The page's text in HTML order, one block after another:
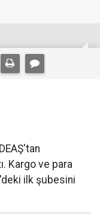
Kargo ve para
ilk şubesini